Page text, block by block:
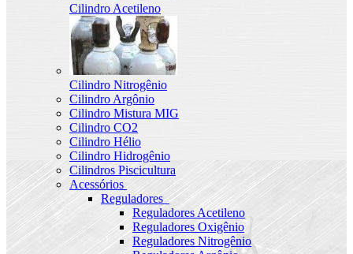
Cilindro Acetileno
Cilindro Nitrogênio
Cilindro Argônio
Cilindro Mistura MIG
Cilindro CO2
Cilindro Hélio
Cilindro Hidrogênio
Cilindros Piscicultura
Acessórios
Reguladores
Reguladores Acetileno
Reguladores Oxigênio
Reguladores Nitrogênio